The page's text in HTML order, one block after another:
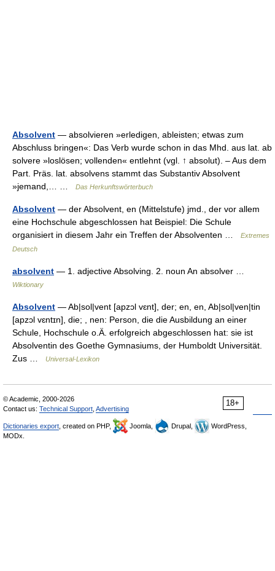
Absolvent — absolvieren »erledigen, ableisten; etwas zum
Abschluss bringen«: Das Verb wurde schon in das Mhd. aus lat. ab
solvere »loslösen; vollenden« entlehnt (vgl. ↑ absolut). – Aus dem
Part. Präs. lat. absolvens stammt das Substantiv Absolvent
»jemand,… …
Das Herkunftswörterbuch
Absolvent — der Absolvent, en (Mittelstufe) jmd., der vor allem
eine Hochschule abgeschlossen hat Beispiel: Die Schule
organisiert in diesem Jahr ein Treffen der Absolventen …
Extremes
Deutsch
absolvent — 1. adjective Absolving. 2. noun An absolver …
Wiktionary
Absolvent — Ab|sol|vent [apzɔl vɛnt], der; en, en, Ab|sol|ven|tin
[apzɔl vɛntɪn], die; , nen: Person, die die Ausbildung an einer
Schule, Hochschule o.Ä. erfolgreich abgeschlossen hat: sie ist
Absolventin des Goethe Gymnasiums, der Humboldt Universität.
Zus …
Universal-Lexikon
18+
© Academic, 2000-2026
Contact us: Technical Support Advertising
Dictionaries export , created on PHP, Joomla, Drupal,
WordPress,
MODx.